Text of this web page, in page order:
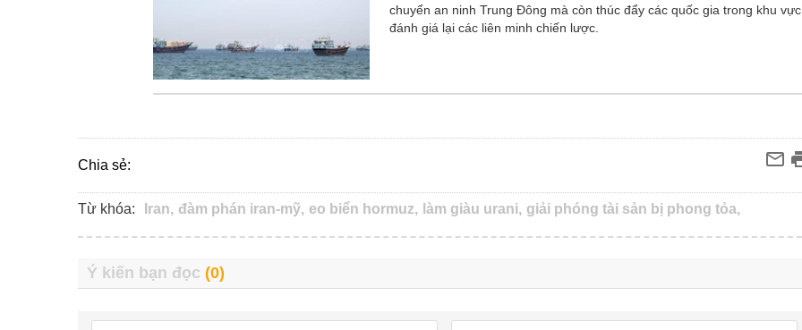
chuyển an ninh Trung Đông mà còn thúc đẩy các quốc gia trong khu vực
đánh giá lại các liên minh chiến lược.
Chia sẻ:
Từ khóa: Iran, đàm phán iran-mỹ, eo biển hormuz, làm giàu urani, giải phóng tài sản bị phong tỏa,